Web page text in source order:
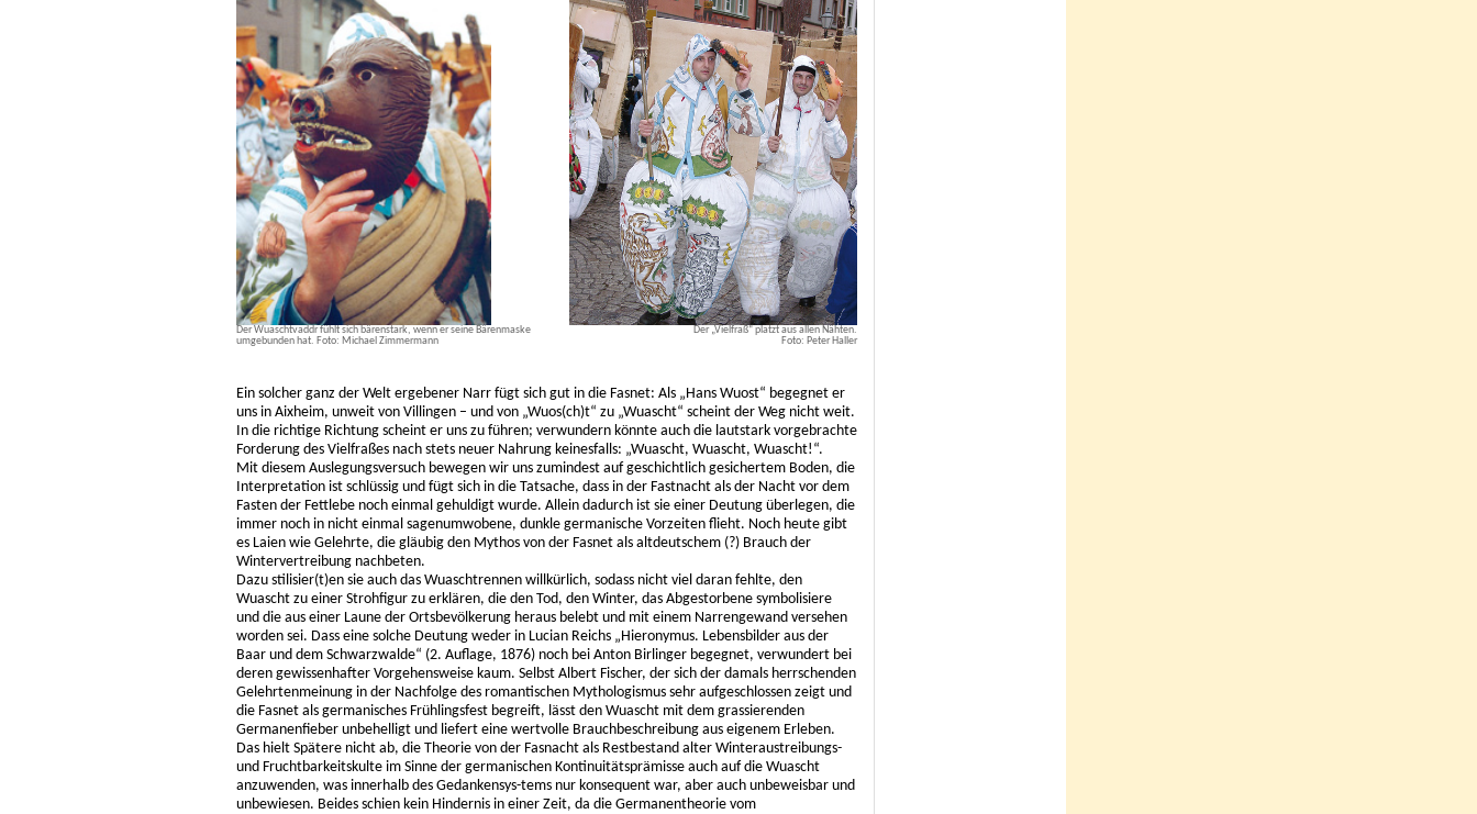
Der Wuaschtvaddr fühlt sich bärenstark, wenn er seine Bärenmaske
umgebunden hat. Foto: Michael Zimmermann
Der „Vielfraß“ platzt aus allen Nähten.
Foto: Peter Haller
Ein solcher ganz der Welt ergebener Narr fügt sich gut in die Fasnet: Als „Hans Wuost“ begegnet er
uns in Aixheim, unweit von Villingen – und von „Wuos(ch)t“ zu „Wuascht“ scheint der Weg nicht weit.
In die richtige Richtung scheint er uns zu führen; verwundern könnte auch die lautstark vorgebrachte
Forderung des Vielfraßes nach stets neuer Nahrung keinesfalls: „Wuascht, Wuascht, Wuascht!“.
Mit diesem Auslegungsversuch bewegen wir uns zumindest auf geschichtlich gesichertem Boden, die
Interpretation ist schlüssig und fügt sich in die Tatsache, dass in der Fastnacht als der Nacht vor dem
Fasten der Fettlebe noch einmal gehuldigt wurde. Allein dadurch ist sie einer Deutung überlegen, die
immer noch in nicht einmal sagenumwobene, dunkle germanische Vorzeiten flieht. Noch heute gibt
es Laien wie Gelehrte, die gläubig den Mythos von der Fasnet als altdeutschem (?) Brauch der
Wintervertreibung nachbeten.
Dazu stilisier(t)en sie auch das Wuaschtrennen willkürlich, sodass nicht viel daran fehlte, den
Wuascht zu einer Strohfigur zu erklären, die den Tod, den Winter, das Abgestorbene symbolisiere
und die aus einer Laune der Ortsbevölkerung heraus belebt und mit einem Narrengewand versehen
worden sei. Dass eine solche Deutung weder in Lucian Reichs „Hieronymus. Lebensbilder aus der
Baar und dem Schwarzwalde“ (2. Auflage, 1876) noch bei Anton Birlinger begegnet, verwundert bei
deren gewissenhafter Vorgehensweise kaum. Selbst Albert Fischer, der sich der damals herrschenden
Gelehrtenmeinung in der Nachfolge des romantischen Mythologismus sehr aufgeschlossen zeigt und
die Fasnet als germanisches Frühlingsfest begreift, lässt den Wuascht mit dem grassierenden
Germanenfieber unbehelligt und liefert eine wertvolle Brauchbeschreibung aus eigenem Erleben.
Das hielt Spätere nicht ab, die Theorie von der Fasnacht als Restbestand alter Winteraustreibungs-
und Fruchtbarkeitskulte im Sinne der germanischen Kontinuitätsprämisse auch auf die Wuascht
anzuwenden, was innerhalb des Gedankensys-tems nur konsequent war, aber auch unbeweisbar und
unbewiesen. Beides schien kein Hindernis in einer Zeit, da die Germanentheorie vom